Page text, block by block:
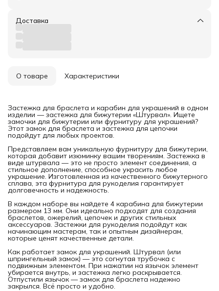
Доставка
О товаре Характеристики
Застежка для браслета и карабин для украшений в одном
изделии — застежка для бижутерии «Штурвал». Ищете
замочки для бижутерии или фурнитуру для украшений?
Этот замок для браслета и застежка для цепочки
подойдут для любых проектов.
Представляем вам уникальную фурнитуру для бижутерии,
которая добавит изюминку вашим творениям. Застежка в
виде штурвала — это не просто элемент соединения, а
стильное дополнение, способное украсить любое
украшение. Изготовленная из качественного бижутерного
сплава, эта фурнитура для рукоделия гарантирует
долговечность и надежность.
В каждом наборе вы найдете 4 карабина для бижутерии
размером 13 мм. Они идеально подходят для создания
браслетов, ожерелий, цепочек и других стильных
аксессуаров. Застежки для рукоделия подойдут как
начинающим мастерам, так и опытным дизайнерам,
которые ценят качественные детали.
Как работает замок для украшений. Штурвал (или
шпрингельный замок) — это согнутая трубочка с
подвижным элементом. При нажатии на язычок элемент
убирается внутрь, и застежка легко раскрывается.
Отпустили язычок — замок для браслета надежно
закрылся. Всё просто и удобно.